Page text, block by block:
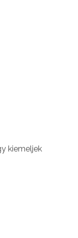
kiemeljek